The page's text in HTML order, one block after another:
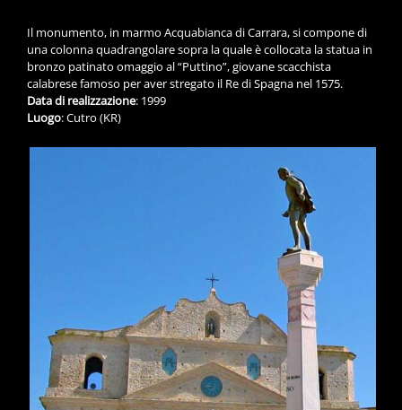
Il monumento, in marmo Acquabianca di Carrara, si compone di
una colonna quadrangolare sopra la quale è collocata la statua in
bronzo patinato omaggio al “Puttino”, giovane scacchista
calabrese famoso per aver stregato il Re di Spagna nel 1575.
Data di realizzazione: 1999
Luogo: Cutro (KR)